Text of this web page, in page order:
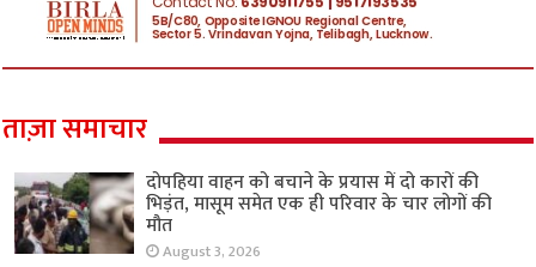
ताज़ा समाचार
दोपहिया वाहन को बचाने के प्रयास में दो कारों की
भिड़ंत, मासूम समेत एक ही परिवार के चार लोगों की
मौत
August 3, 2026